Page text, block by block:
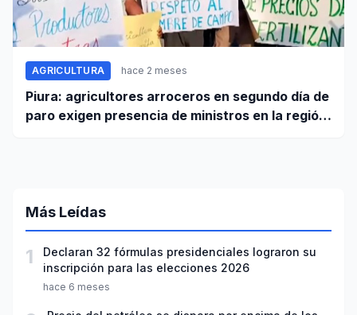
AGRICULTURA hace 2 meses
Piura: agricultores arroceros en segundo día de
paro exigen presencia de ministros en la región
Más Leídas
1
Declaran 32 fórmulas presidenciales lograron su
inscripción para las elecciones 2026
hace 6 meses